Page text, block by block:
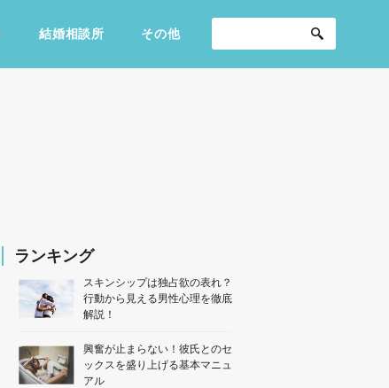
結婚相談所 その他
ランキング
スキンシップは独占欲の表れ？
行動から見える男性心理を徹底
解説！
興奮が止まらない！彼氏とのセ
ックスを盛り上げる基本マニュ
アル